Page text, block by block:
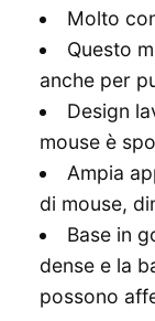
Molto
Questo
anche per
Design
mouse è
Ampia
di mouse,
Base in
dense e la
possono